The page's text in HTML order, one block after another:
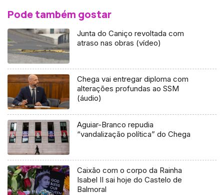
Pode também gostar
Junta do Caniço revoltada com
atraso nas obras (vídeo)
Chega vai entregar diploma com
alterações profundas ao SSM
(áudio)
Aguiar-Branco repudia
“vandalização política” do Chega
Caixão com o corpo da Rainha
Isabel II sai hoje do Castelo de
Balmoral